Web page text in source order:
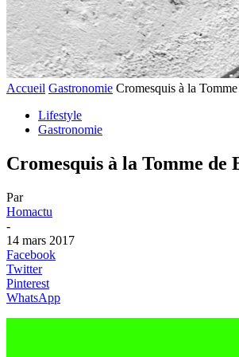
Accueil Gastronomie Cromesquis à la
Lifestyle
Gastronomie
Cromesquis à la Tomme de
Par
Homactu
-
14 mars 2017
Facebook
Twitter
Pinterest
WhatsApp